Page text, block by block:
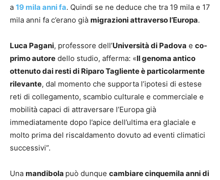
a 19 mila anni fa. Quindi se ne deduce che tra 19 mila e 17
mila anni fa c’erano già migrazioni attraverso l’Europa.
Luca Pagani, professore dell’Università di Padova e co-
primo autore dello studio, afferma: «Il genoma antico
ottenuto dai resti di Riparo Tagliente è particolarmente
rilevante, dal momento che supporta l’ipotesi di estese
reti di collegamento, scambio culturale e commerciale e
mobilità capaci di attraversare l’Europa già
immediatamente dopo l’apice dell’ultima era glaciale e
molto prima del riscaldamento dovuto ad eventi climatici
successivi”.
Una mandibola può dunque cambiare cinquemila anni di